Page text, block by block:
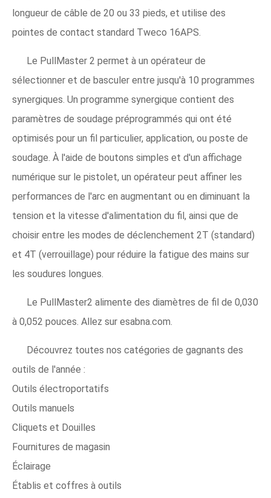
longueur de câble de 20 ou 33 pieds, et utilise des
pointes de contact standard Tweco 16APS.
Le PullMaster 2 permet à un opérateur de
sélectionner et de basculer entre jusqu'à 10 programmes
synergiques. Un programme synergique contient des
paramètres de soudage préprogrammés qui ont été
optimisés pour un fil particulier, application, ou poste de
soudage. À l'aide de boutons simples et d'un affichage
numérique sur le pistolet, un opérateur peut affiner les
performances de l'arc en augmentant ou en diminuant la
tension et la vitesse d'alimentation du fil, ainsi que de
choisir entre les modes de déclenchement 2T (standard)
et 4T (verrouillage) pour réduire la fatigue des mains sur
les soudures longues.
Le PullMaster2 alimente des diamètres de fil de 0,030
à 0,052 pouces. Allez sur esabna.com.
Découvrez toutes nos catégories de gagnants des
outils de l'année :
Outils électroportatifs
Outils manuels
Cliquets et Douilles
Fournitures de magasin
Éclairage
Établis et coffres à outils